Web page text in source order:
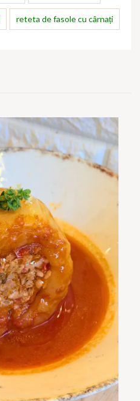
reteta de fasole cu cârnați